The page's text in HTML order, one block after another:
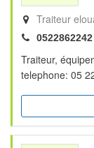
Traiteur
0522862242
Traiteur,
telephone: 05